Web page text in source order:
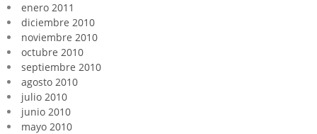
enero 2011
diciembre 2010
noviembre 2010
octubre 2010
septiembre 2010
agosto 2010
julio 2010
junio 2010
mayo 2010